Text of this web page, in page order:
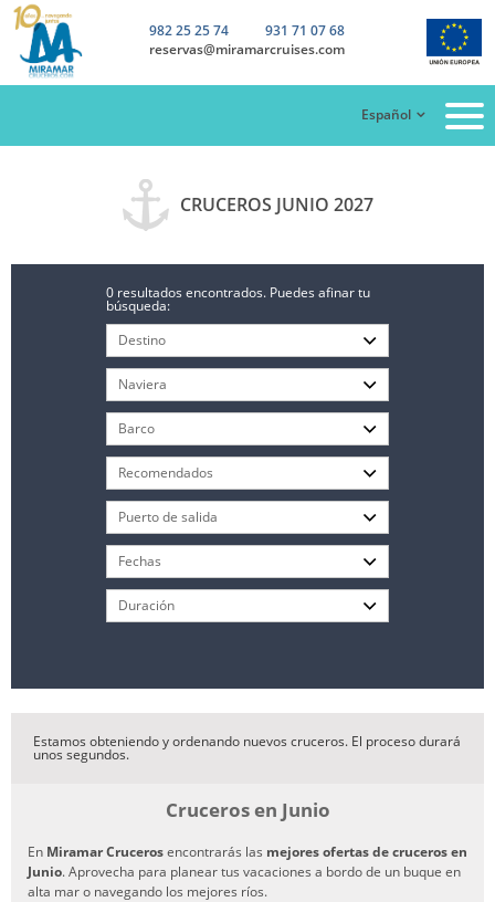
982 25 25 74
931 71 07 68
reservas@miramarcruises.com
Español
CRUCEROS JUNIO 2027
0 resultados encontrados. Puedes afinar tu
búsqueda:
Estamos obteniendo y ordenando nuevos cruceros. El proceso durará
unos segundos.
Cruceros en Junio
En Miramar Crucerosencontrarás las mejores ofertas de cruceros en
Junio. Aprovecha para planear tus vacaciones a bordo de un buque en
alta mar o navegando los mejores ríos.